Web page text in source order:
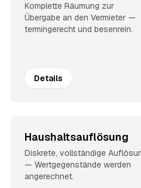
Komplette Räumung zur
Übergabe an den Vermieter —
termingerecht und besenrein.
Details
Haushaltsauflösung
Diskrete, vollständige
— Wertgegenstände werden
angerechnet.